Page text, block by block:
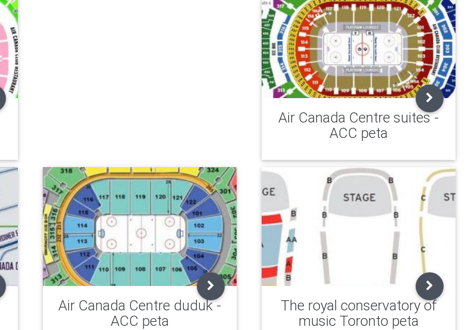
Air Canada Centre suites -
ACC peta
Air Canada Centre duduk -
ACC peta
The royal conservatory of
music Toronto peta